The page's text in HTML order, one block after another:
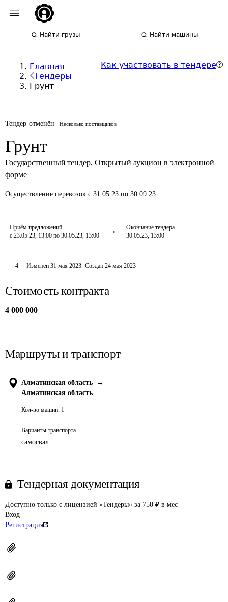
Найти грузы Найти машины
Главная
Тендеры
Грунт
Как участвовать в тендере
Тендер отменён Несколько поставщиков
Грунт
Государственный тендер, Открытый аукцион в электронной
форме
Осуществление перевозок с 31.05.23 по 30.09.23
Приём предложений
с 23.05.23, 13:00 по 30.05.23, 13:00
Окончание тендера
30.05.23, 13:00
4 Изменён 31 мая 2023. Создан 24 мая 2023
Стоимость контракта
4 000 000
Маршруты и транспорт
Алматинская область
→
Алматинская область
Кол-во машин: 1
Варианты транспорта
самосвал
Тендерная документация
Доступно только с лицензией «Тендеры» за 750 ₽ в мес
Вход
Регистрация